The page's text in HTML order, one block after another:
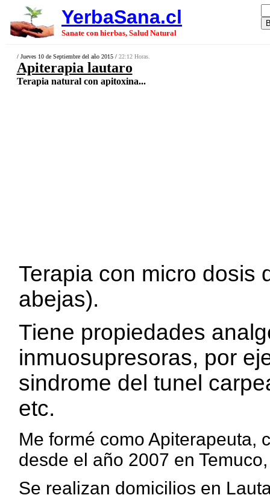
YerbaSana.cl
Sanate con hierbas, Salud Natural
/ Jueves 10 de Septiembre del año 2015 / 22:12 Horas.
Apiterapia lautaro
Terapia natural con apitoxina...
Terapia con micro dosis
abejas).
Tiene propiedades
inmuosupresoras, por
sindrome del tunel
etc.
Me formé como Apiterapeuta,
desde el año 2007 en
Se realizan domicilios en